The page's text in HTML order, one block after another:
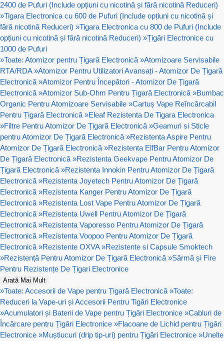
2400 de Pufuri (Include opțiuni cu nicotină și fără nicotină Reduceri)
»Tigara Electronica cu 600 de Pufuri (Include opțiuni cu nicotină și
fără nicotină Reduceri) »Tigara Electronica cu 800 de Pufuri (Include
opțiuni cu nicotină și fără nicotină Reduceri) »Țigări Electronice cu
1000 de Pufuri
»Toate: Atomizor pentru Țigară Electronică »Atomizoare Servisabile
RTA/RDA »Atomizor Pentru Utilizatori Avansați - Atomizor De Țigară
Electronică »Atomizor Pentru Începători - Atomizor De Țigară
Electronică »Atomizor Sub-Ohm Pentru Țigară Electronică »Bumbac
Organic Pentru Atomizoare Servisabile »Cartuș Vape Reîncărcabil
Pentru Țigară Electronică »Eleaf Rezistenta De Tigara Electronica
»Filtre Pentru Atomizor De Țigară Electronică »Geamuri si Sticle
pentru Atomizor De Țigară Electronică »Rezistenta Aspire Pentru
Atomizor De Țigară Electronică »Rezistenta ElfBar Pentru Atomizor
De Țigară Electronică »Rezistenta Geekvape Pentru Atomizor De
Țigară Electronică »Rezistenta Innokin Pentru Atomizor De Țigară
Electronică »Rezistenta Joyetech Pentru Atomizor De Țigară
Electronică »Rezistenta Kanger Pentru Atomizor De Țigară
Electronică »Rezistenta Lost Vape Pentru Atomizor De Țigară
Electronică »Rezistenta Uwell Pentru Atomizor De Țigară
Electronică »Rezistenta Vaporesso Pentru Atomizor De Țigară
Electronică »Rezistenta Voopoo Pentru Atomizor De Țigară
Electronică »Rezistente OXVA »Rezistente si Capsule Smoktech
»Rezistență Pentru Atomizor De Țigară Electronică »Sârmă și Fire
Pentru Rezistențe De Țigari Electronice
Arată Mai Mult
»Toate: Accesorii de Vape pentru Țigară Electronică »Toate:
Reduceri la Vape-uri și Accesorii Pentru Tigări Electronice
»Acumulatori și Baterii de Vape pentru Țigări Electronice »Cabluri de
Încărcare pentru Țigări Electronice »Flacoane de Lichid pentru Țigări
Electronice »Muștiucuri (drip tip-uri) pentru Țigări Electronice »Unelte